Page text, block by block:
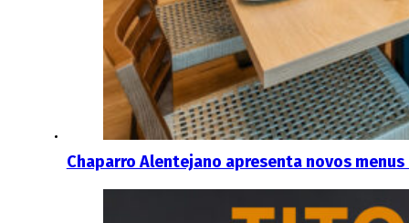
Chaparro Alentejano apresenta novos